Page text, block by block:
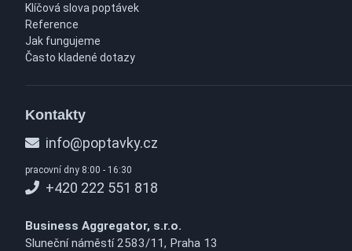
Klíčová slova poptávek
Reference
Jak fungujeme
Často kladené dotazy
Kontakty
info@poptavky.cz
pracovní dny 8:00 - 16:30
+420 222 551 818
Business Aggregator, s.r.o.
Sluneční náměstí 2583/11, Praha 13